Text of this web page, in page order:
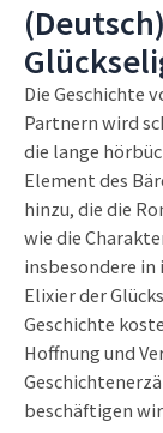
Die Geschichte
Partnern wird
die lange
Element des
hinzu, die die
wie die
insbesondere in
Elixier der
Geschichte
Hoffnung und
beschäftigen